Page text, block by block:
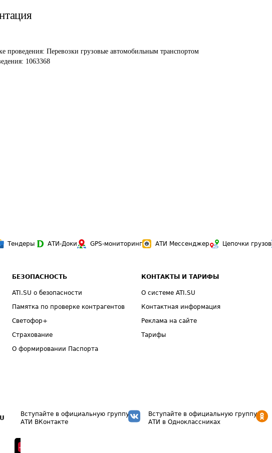
проведения: Перевозки грузовые автомобильным транспортом
1063368
Тендеры АТИ-Доки GPS-мониторинг АТИ Мессенджер Цепочки грузов
БЕЗОПАСНОСТЬ
ATI.SU о безопасности
Памятка по проверке контрагентов
Светофор+
Страхование
О формировании Паспорта
КОНТАКТЫ И ТАРИФЫ
О системе ATI.SU
Контактная информация
Реклама на сайте
Тарифы
Вступайте в официальную группу
АТИ ВКонтакте
Вступайте в официальную группу
АТИ в Одноклассниках